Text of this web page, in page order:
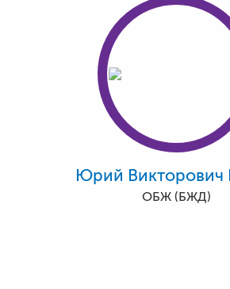
Юрий Викторович
ОБЖ (БЖД)